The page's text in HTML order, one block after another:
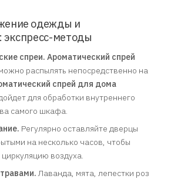
одежды и
экспресс-методы
спреи. Ароматический спрей
распылять непосредственно на
спрей для дома
для обработки внутреннего
самого шкафа.
Регулярно оставляйте дверцы
на несколько часов, чтобы
воздуха.
Лаванда, мята, лепестки роз